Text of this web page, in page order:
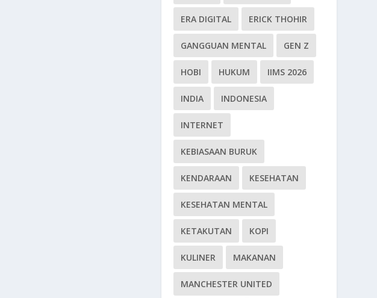
ERA DIGITAL ERICK THOHIR
GANGGUAN MENTAL GEN Z
HOBI HUKUM IIMS 2026
INDIA INDONESIA
INTERNET
KEBIASAAN BURUK
KENDARAAN KESEHATAN
KESEHATAN MENTAL
KETAKUTAN KOPI
KULINER MAKANAN
MANCHESTER UNITED